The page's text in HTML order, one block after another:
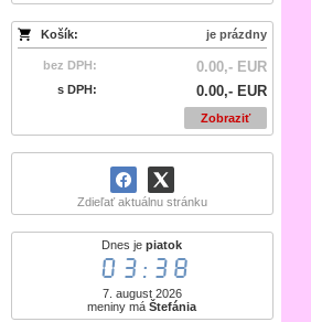
Košík: je prázdny
bez DPH: 0.00,- EUR
s DPH: 0.00,- EUR
Zobraziť
Zdieľať aktuálnu stránku
Dnes jepiatok
03:38
7. august 2026
meniny máŠtefánia